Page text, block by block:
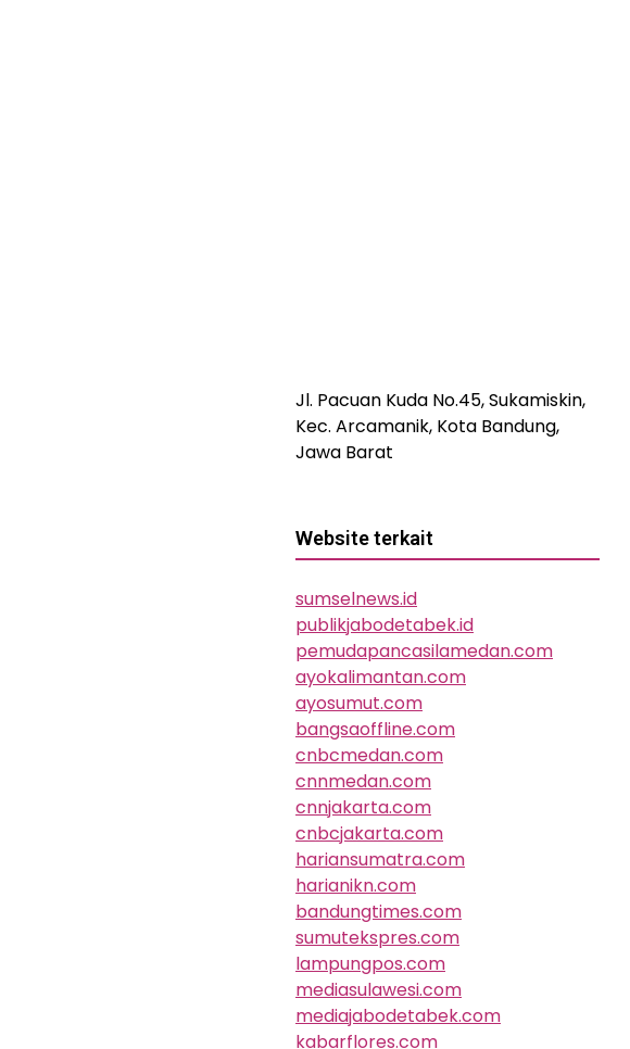
Jl. Pacuan Kuda No.45, Sukamiskin,
Kec. Arcamanik, Kota Bandung,
Jawa Barat
Website terkait
sumselnews.id
publikjabodetabek.id
pemudapancasilamedan.com
ayokalimantan.com
ayosumut.com
bangsaoffline.com
cnbcmedan.com
cnnmedan.com
cnnjakarta.com
cnbcjakarta.com
hariansumatra.com
harianikn.com
bandungtimes.com
sumutekspres.com
lampungpos.com
mediasulawesi.com
mediajabodetabek.com
kabarflores.com